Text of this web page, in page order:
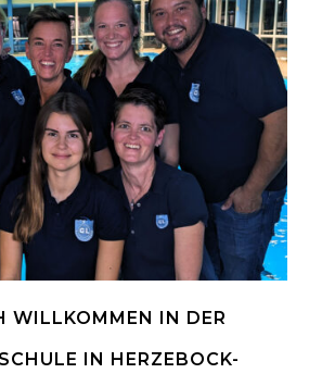
WILLKOMMEN IN DER
IN HERZEBOCK-